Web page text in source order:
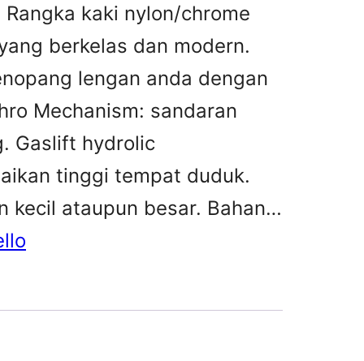
kaki nylon/chrome
berkelas dan modern.
lengan anda dengan
Mechanism: sandaran
Gaslift hydrolic
tinggi tempat duduk.
kecil ataupun besar. Bahan…